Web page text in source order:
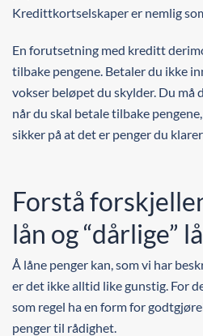
Kredittkortselskaper er nemlig
En forutsetning med kreditt
tilbake pengene. Betaler du ikke
vokser beløpet du skylder. Du må
når du skal betale tilbake
sikker på at det er penger du
Forstå
lån og “dårlige”
Å låne penger kan, som vi har
er det ikke alltid like gunstig. For
som regel ha en form for
penger til rådighet.